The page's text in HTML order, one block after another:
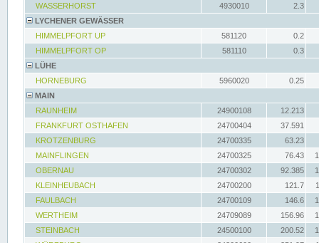
WASSERHORST
4930010
2.3
LYCHENER GEWÄSSER
HIMMELPFORT UP
581120
0.2
HIMMELPFORT OP
581110
0.3
LÜHE
HORNEBURG
5960020
0.25
MAIN
RAUNHEIM
24900108
12.213
FRANKFURT OSTHAFEN
24700404
37.591
KROTZENBURG
24700335
63.23
MAINFLINGEN
24700325 76.43
OBERNAU
24700302 92.385
KLEINHEUBACH
24700200 121.7
FAULBACH
24700109 146.6
WERTHEIM
24709089 156.96
STEINBACH
24500100 200.52